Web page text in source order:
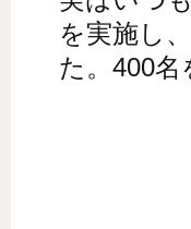
を実施し
た。400